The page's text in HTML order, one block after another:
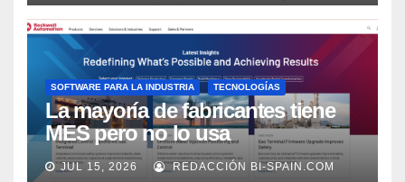
SOFTWARE PARA LA INDUSTRIA TECNOLOGÍAS
La mayoría de fabricantes tiene
MES pero no lo usa
adecuadamente, según Rockwell
JUL 15, 2026 REDACCIÓN BI-SPAIN.COM